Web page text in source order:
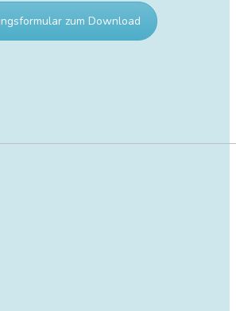
zum Download